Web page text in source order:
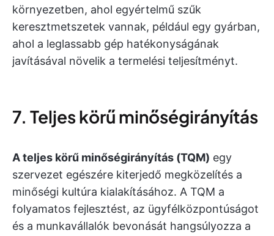
környezetben, ahol egyértelmű szűk
keresztmetszetek vannak, például egy gyárban,
ahol a leglassabb gép hatékonyságának
javításával növelik a termelési teljesítményt.
7. Teljes körű minőségirányítás
A teljes körű minőségirányítás (TQM) egy
szervezet egészére kiterjedő megközelítés a
minőségi kultúra kialakításához. A TQM a
folyamatos fejlesztést, az ügyfélközpontúságot
és a munkavállalók bevonását hangsúlyozza a